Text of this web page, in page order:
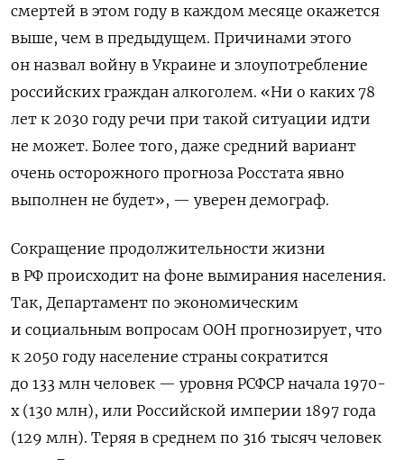
смертей в этом году в каждом месяце окажется
выше, чем в предыдущем. Причинами этого
он назвал войну в Украине и злоупотребление
российских граждан алкоголем. «Ни о каких 78
лет к 2030 году речи при такой ситуации идти
не может. Более того, даже средний вариант
очень осторожного прогноза Росстата явно
выполнен не будет», — уверен демограф.
Сокращение продолжительности жизни
в РФ происходит на фоне вымирания населения.
Так, Департамент по экономическим
и социальным вопросам ООН прогнозирует, что
к 2050 году население страны сократится
до 133 млн человек — уровня РСФСР начала 1970-
х (130 млн), или Российской империи 1897 года
(129 млн). Теряя в среднем по 316 тысяч человек